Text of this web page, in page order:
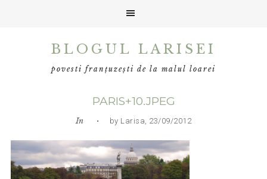
BLOGUL LARISEI
povesti franțuzești de la malul loarei
PARIS+10.JPEG
In • by Larisa, 23/09/2012